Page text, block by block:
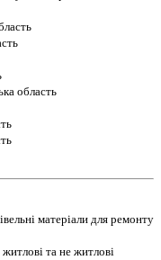
область
матеріали для ремонту
та не житлові